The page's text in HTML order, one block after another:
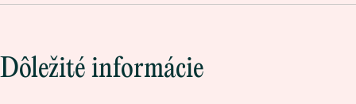
Dôležité informácie